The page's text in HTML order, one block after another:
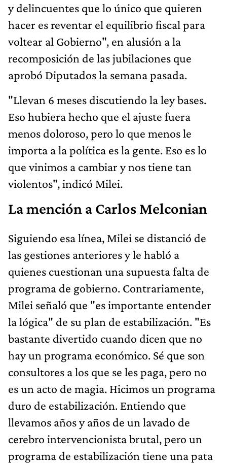
y delincuentes que lo único que quieren
hacer es reventar el equilibrio fiscal para
voltear al Gobierno", en alusión a la
recomposición de las jubilaciones que
aprobó Diputados la semana pasada.
"Llevan 6 meses discutiendo la ley bases.
Eso hubiera hecho que el ajuste fuera
menos doloroso, pero lo que menos le
importa a la política es la gente. Eso es lo
que vinimos a cambiar y nos tiene tan
violentos", indicó Milei.
La mención a Carlos Melconian
Siguiendo esa línea, Milei se distanció de
las gestiones anteriores y le habló a
quienes cuestionan una supuesta falta de
programa de gobierno. Contrariamente,
Milei señaló que "es importante entender
la lógica" de su plan de estabilización. "Es
bastante divertido cuando dicen que no
hay un programa económico. Sé que son
consultores a los que se les paga, pero no
es un acto de magia. Hicimos un programa
duro de estabilización. Entiendo que
llevamos años y años de un lavado de
cerebro intervencionista brutal, pero un
programa de estabilización tiene una pata